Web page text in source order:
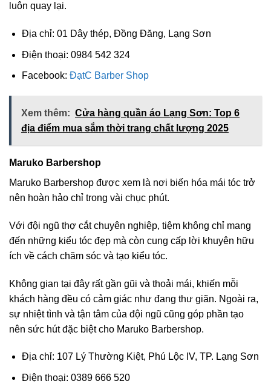
luôn quay lại.
Địa chỉ: 01 Dây thép, Đồng Đăng, Lạng Sơn
Điện thoại: 0984 542 324
Facebook: ĐạtC Barber Shop
Xem thêm: Cửa hàng quần áo Lạng Sơn: Top 6
địa điểm mua sắm thời trang chất lượng 2025
Maruko Barbershop
Maruko Barbershop được xem là nơi biến hóa mái tóc trở
nên hoàn hảo chỉ trong vài chục phút.
Với đội ngũ thợ cắt chuyên nghiệp, tiệm không chỉ mang
đến những kiểu tóc đẹp mà còn cung cấp lời khuyên hữu
ích về cách chăm sóc và tạo kiểu tóc.
Không gian tại đây rất gần gũi và thoải mái, khiến mỗi
khách hàng đều có cảm giác như đang thư giãn. Ngoài ra,
sự nhiệt tình và tận tâm của đội ngũ cũng góp phần tạo
nên sức hút đặc biệt cho Maruko Barbershop.
Địa chỉ: 107 Lý Thường Kiệt, Phú Lộc IV, TP. Lạng Sơn
Điện thoại: 0389 666 520